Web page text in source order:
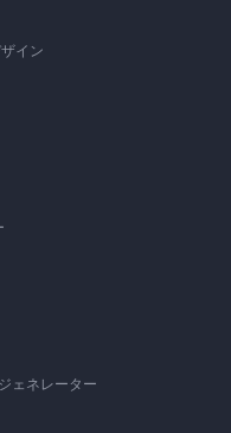
イン
ェネレーター